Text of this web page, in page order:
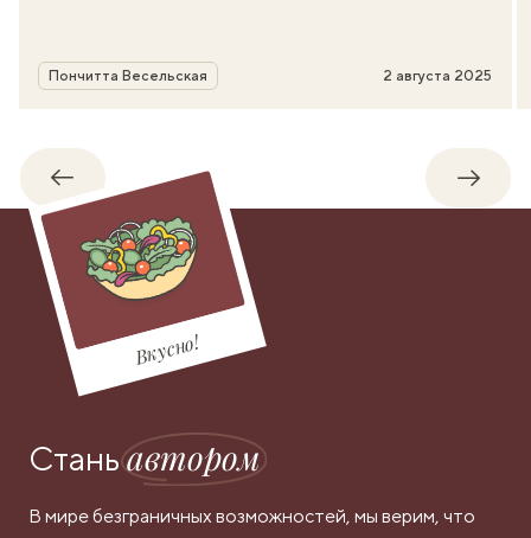
Автор
Пончитта Весельская 2 августа 2025
Обратно
Вкусно!
Станьавтором
В мире безграничных возможностей, мы верим, что